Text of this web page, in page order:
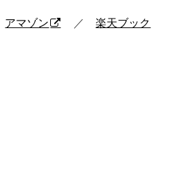
アマゾン ／楽天ブック